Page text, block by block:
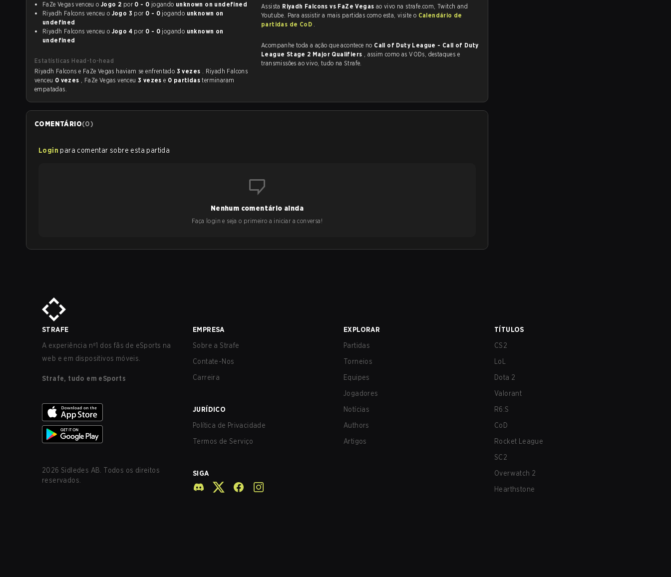
FaZe Vegas venceu o Jogo 2 por 0 - 0 jogando
unknown on undefined
Riyadh Falcons venceu o Jogo 3 por 0 - 0 jogando unknown on
undefined
Riyadh Falcons venceu o Jogo 4 por 0 - 0 jogando unknown on
undefined
Estatísticas Head-to-head
Riyadh Falcons e FaZe Vegas haviam se enfrentado 3 vezes . Riyadh Falcons
venceu 0 vezes , FaZe Vegas venceu 3 vezese 0 partidasterminaram
empatadas.
Assista Riyadh Falcons vs FaZe Vegas ao vivo na strafe.com, Twitch and
Youtube. Para assistir a mais partidas como esta, visite o Calendário de
partidas de CoD .
Acompanhe toda a ação que acontece no Call of Duty League - Call of Duty
League Stage 2 Major Qualifiers , assim como as VODs, destaques e
transmissões ao vivo, tudo na Strafe.
COMENTÁRIO(0)
Login para comentar sobre esta partida
Nenhum comentário ainda
Faça login e seja o primeiro a iniciar a conversa!
STRAFE
A experiência nº1 dos fãs de eSports na
web e em dispositivos móveis.
Strafe, tudo em eSports
2026 Sidledes AB. Todos os direitos
reservados.
EMPRESA
Sobre a Strafe
Contate-Nos
Carreira
JURÍDICO
Política de Privacidade
Termos de Serviço
SIGA
EXPLORAR
Partidas
Torneios
Equipes
Jogadores
Notícias
Authors
Artigos
TÍTULOS
CS2
LoL
Dota 2
Valorant
R6:S
CoD
Rocket League
SC2
Overwatch 2
Hearthstone